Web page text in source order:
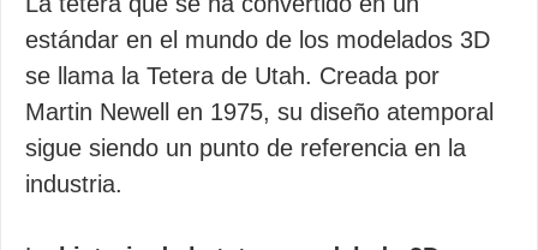
estándar en el mundo de los modelados 3D
se llama la Tetera de Utah. Creada por
Martin Newell en 1975, su diseño atemporal
sigue siendo un punto de referencia en la
industria.